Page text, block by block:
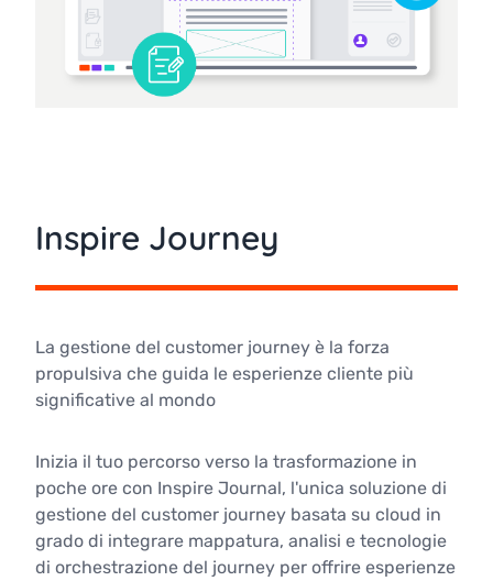
Inspire Journey
La gestione del customer journey è la forza
propulsiva che guida le esperienze cliente più
significative al mondo
Inizia il tuo percorso verso la trasformazione in
poche ore con Inspire Journal, l'unica soluzione di
gestione del customer journey basata su cloud in
grado di integrare mappatura, analisi e tecnologie
di orchestrazione del journey per offrire esperienze